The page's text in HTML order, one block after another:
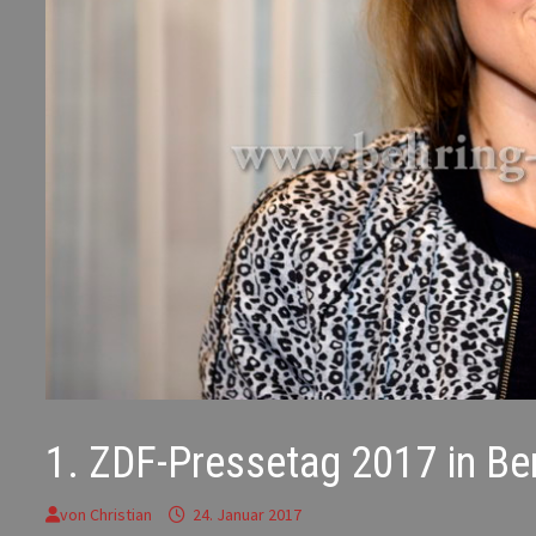
1. ZDF-Pressetag 2017 in
von Christian 24. Januar 2017